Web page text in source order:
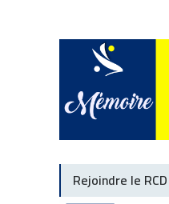
Rejoindre le RCD